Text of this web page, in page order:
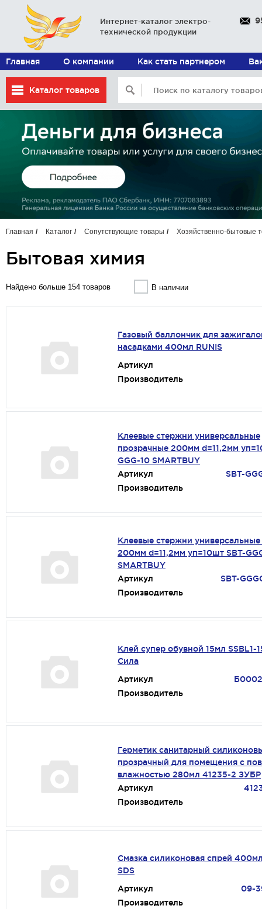
Интернет-каталог электро-
технической продукции
Главная О компании Как стать партнером
Каталог товаров
Главная Каталог Сопутствующие товары Хозяйственно-бытовые
Бытовая химия
Найдено больше 154 товаров В наличии
Газовый баллончик для
насадками 400мл RUNIS
Артикул
Производитель
Клеевые стержни универсальные
прозрачные 200мм d=11,2мм
GGG-10 SMARTBUY
Артикул
SBT-
Производитель
Клеевые стержни универсальные
200мм d=11,2мм уп=10шт SBT-
SMARTBUY
Артикул
SBT-
Производитель
Клей супер обувной 15мл SSBL1-
Сила
Артикул
Производитель
Герметик санитарный
прозрачный для помещения с
влажностью 280мл 41235-2 ЗУБР
Артикул
Производитель
Смазка силиконовая спрей
SDS
Артикул
09-
Производитель